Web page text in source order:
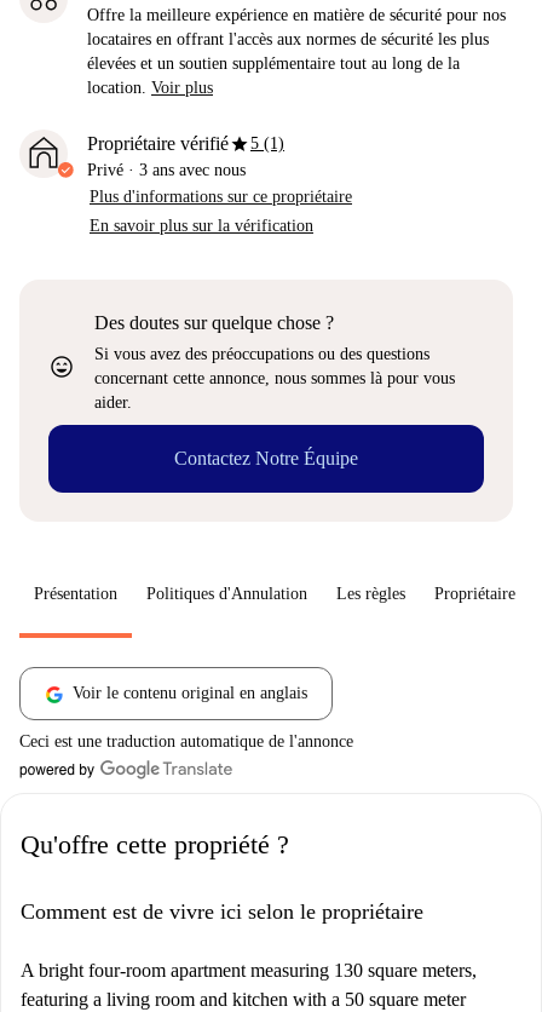
Offre la meilleure expérience en matière de sécurité pour nos
locataires en offrant l'accès aux normes de sécurité les plus
élevées et un soutien supplémentaire tout au long de la
location. Voir plus
Propriétaire vérifiéstar5 (1)
Privé · 3 ans avec nous
Plus d'informations sur ce propriétaire
En savoir plus sur la vérification
sentiment_very_satisfied
Des doutes sur quelque chose ?
Si vous avez des préoccupations ou des questions
concernant cette annonce, nous sommes là pour vous
aider.
Contactez Notre Équipe
Présentation Politiques d'Annulation Les règles Propriétaire
Voir le contenu original en anglais
Ceci est une traduction automatique de l'annonce
Qu'offre cette propriété ?
Comment est de vivre ici selon le propriétaire
A bright four-room apartment measuring 130 square meters,
featuring a living room and kitchen with a 50 square meter